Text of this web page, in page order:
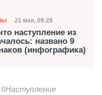
Дата публикации
21 мая, 09:28
наступление из
названо 9
(инфографика)
#Наступление